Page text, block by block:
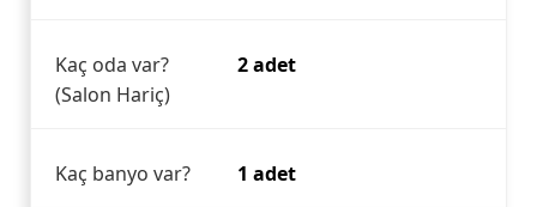
Kaç oda var?
(Salon Hariç)
2 adet
Kaç banyo var? 1 adet